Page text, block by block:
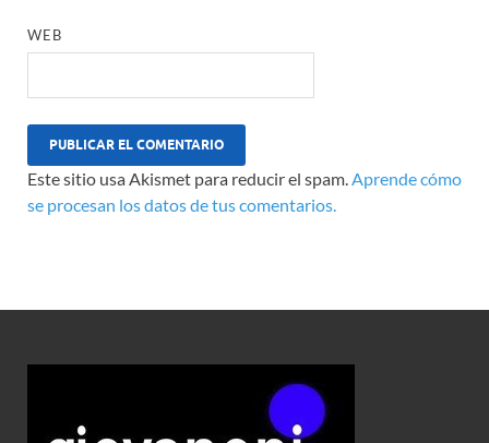
WEB
Este sitio usa Akismet para reducir el spam.Aprende cómo
se procesan los datos de tus comentarios.